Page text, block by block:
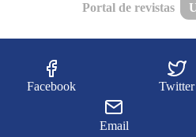
Portal de revistas
Facebook Twitter
Email